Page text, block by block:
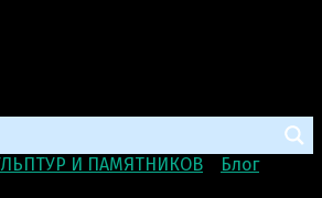
И ПАМЯТНИКОВ Блог>